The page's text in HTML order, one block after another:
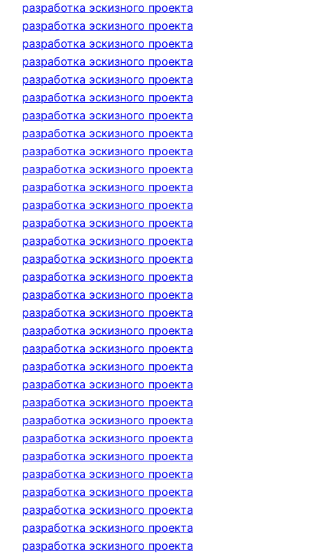
разработка эскизного проекта
разработка эскизного проекта
разработка эскизного проекта
разработка эскизного проекта
разработка эскизного проекта
разработка эскизного проекта
разработка эскизного проекта
разработка эскизного проекта
разработка эскизного проекта
разработка эскизного проекта
разработка эскизного проекта
разработка эскизного проекта
разработка эскизного проекта
разработка эскизного проекта
разработка эскизного проекта
разработка эскизного проекта
разработка эскизного проекта
разработка эскизного проекта
разработка эскизного проекта
разработка эскизного проекта
разработка эскизного проекта
разработка эскизного проекта
разработка эскизного проекта
разработка эскизного проекта
разработка эскизного проекта
разработка эскизного проекта
разработка эскизного проекта
разработка эскизного проекта
разработка эскизного проекта
разработка эскизного проекта
разработка эскизного проекта